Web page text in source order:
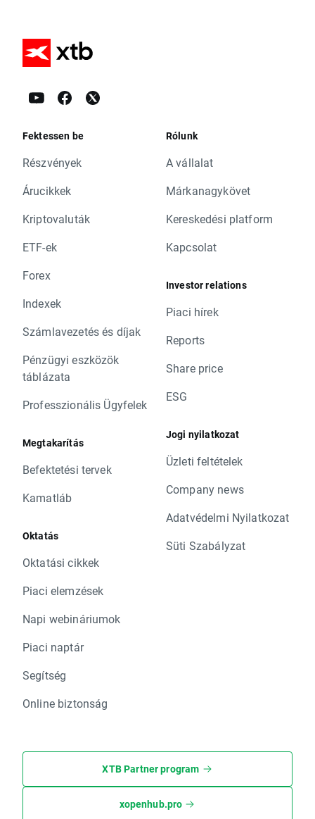
Fektessen be
Részvények
Árucikkek
Kriptovaluták
ETF-ek
Forex
Indexek
Számlavezetés és díjak
Pénzügyi eszközök
táblázata
Professzionális Ügyfelek
Megtakarítás
Befektetési tervek
Kamatláb
Oktatás
Oktatási cikkek
Piaci elemzések
Napi webináriumok
Piaci naptár
Segítség
Online biztonság
Rólunk
A vállalat
Márkanagykövet
Kereskedési platform
Kapcsolat
Investor relations
Piaci hírek
Reports
Share price
ESG
Jogi nyilatkozat
Üzleti feltételek
Company news
Adatvédelmi Nyilatkozat
Süti Szabályzat
XTB Partner program
xopenhub.pro